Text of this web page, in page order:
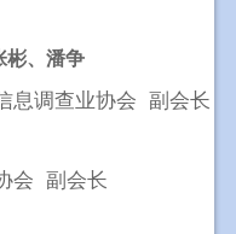
彬、潘争
息调查业协会 副会长
会 副会长